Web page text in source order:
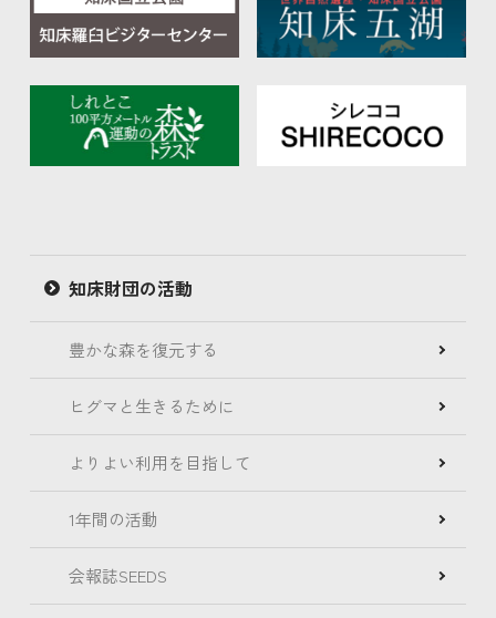
知床財団の活動
豊かな森を復元する
ヒグマと生きるために
よりよい利用を目指して
1年間の活動
会報誌SEEDS